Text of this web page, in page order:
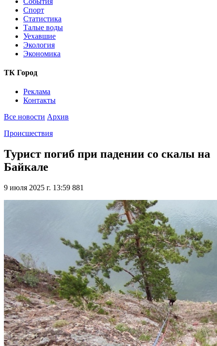
Спорт
Статистика
Талые воды
Уехавшие
Экология
Экономика
ТК Город
Реклама
Контакты
Все новости Архив
Происшествия
Турист погиб при падении со скалы на
Байкале
9 июля 2025 г. 13:59 881